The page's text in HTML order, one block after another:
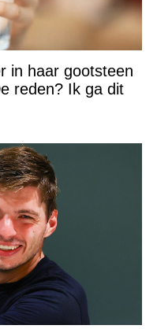
in haar gootsteen
reden? Ik ga dit